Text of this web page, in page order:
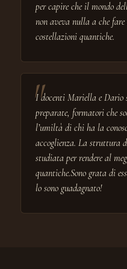
per capire che il mondo
non aveva nulla a che fare
costellazioni quantiche.
I docenti Mariella e Dario
preparate, formatori che
l’umiltà di chi ha la
accoglienza. La struttura
studiata per rendere al
quantiche.Sono grata di
lo sono guadagnato!